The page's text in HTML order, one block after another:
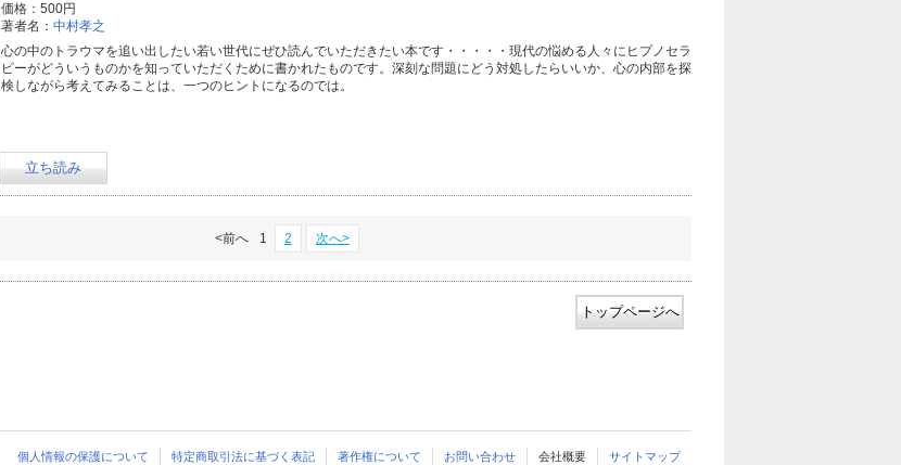
価格：500円
著者名： 中村孝之
心の中のトラウマを追い出したい若い世代にぜひ読んでいただきたい本です・・・・・現代の悩める人々にヒプノセラ
ピーがどういうものかを知っていただくために書かれたものです。深刻な問題にどう対処したらいいか、心の内部を探
検しながら考えてみることは、一つのヒントになるのでは。
立ち読み
<前へ 1 2 次へ>
トップページへ
個人情報の保護について 特定商取引法に基づく表記 著作権について お問い合わせ 会社概要 サイトマップ